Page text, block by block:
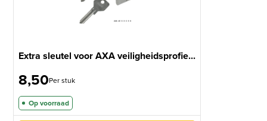
Extra sleutel voor AXA veiligheidsprofie...
8,50Per stuk
Op voorraad